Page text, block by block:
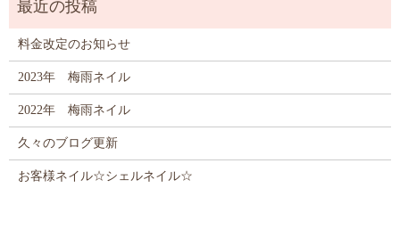
料金改定のお知らせ
2023年 梅雨ネイル
2022年 梅雨ネイル
久々のブログ更新
お客様ネイル☆シェルネイル☆